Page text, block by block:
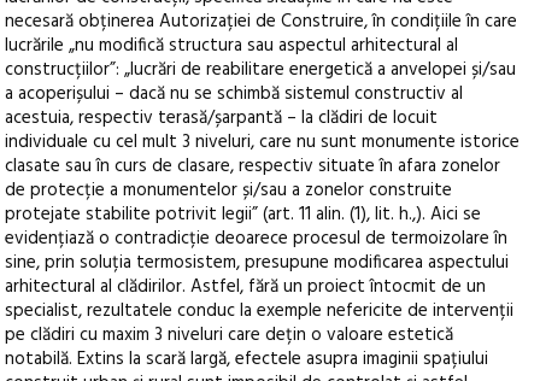
necesară obținerea Autorizației de Construire, în condițiile în care
lucrările „nu modifică structura sau aspectul arhitectural al
construcțiilor”: „lucrări de reabilitare energetică a anvelopei și/sau
a acoperișului – dacă nu se schimbă sistemul constructiv al
acestuia, respectiv terasă/șarpantă – la clădiri de locuit
individuale cu cel mult 3 niveluri, care nu sunt monumente istorice
clasate sau în curs de clasare, respectiv situate în afara zonelor
de protecție a monumentelor și/sau a zonelor construite
protejate stabilite potrivit legii” (art. 11 alin. (1), lit. h.,). Aici se
evidențiază o contradicție deoarece procesul de termoizolare în
sine, prin soluția termosistem, presupune modificarea aspectului
arhitectural al clădirilor. Astfel, fără un proiect întocmit de un
specialist, rezultatele conduc la exemple nefericite de intervenții
pe clădiri cu maxim 3 niveluri care dețin o valoare estetică
notabilă. Extins la scară largă, efectele asupra imaginii spațiului